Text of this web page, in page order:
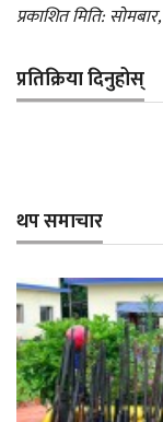
प्रकाशित मिति:
प्रतिक्रिया दिनुहोस्
थप समाचार